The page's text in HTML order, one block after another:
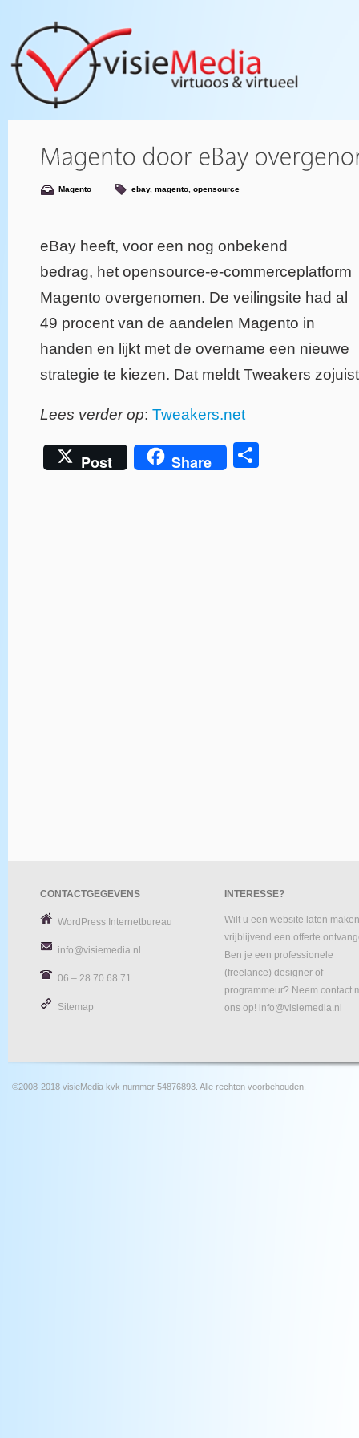
Magento ebay, magento, opensource
eBay heeft, voor een nog onbekend
bedrag, het opensource-e-commerceplatform
Magento overgenomen. De veilingsite had al
49 procent van de aandelen Magento in
handen en lijkt met de overname een nieuwe
strategie te kiezen. Dat meldt Tweakers
Lees verder op: Tweakers.net
Post Share
CONTACTGEGEVENS
WordPress Internetbureau
info@visiemedia.nl
06 – 28 70 68 71
Sitemap
INTERESSE?
Wilt u een website laten
vrijblijvend een offerte
Ben je een professionele
(freelance) designer of
programmeur? Neem contact
ons op! info@visiemedia.nl
©2008-2018 visieMedia kvk nummer 54876893. Alle rechten voorbehouden.